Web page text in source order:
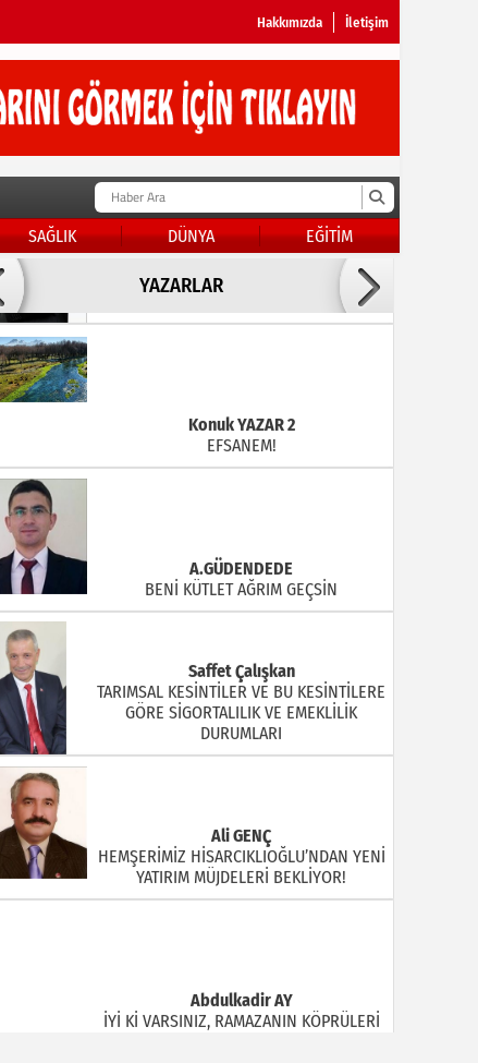
Hakkımızda İletişim
SAĞLIK DÜNYA EĞİTİM
YAZARLAR
KADER DİYEMEZSİN SEN KENDİN ETTİN
Konuk YAZAR 2
EFSANEM!
A.GÜDENDEDE
BENİ KÜTLET AĞRIM GEÇSİN
Saffet Çalışkan
TARIMSAL KESİNTİLER VE BU KESİNTİLERE
GÖRE SİGORTALILIK VE EMEKLİLİK
DURUMLARI
Ali GENÇ
HEMŞERİMİZ HİSARCIKLIOĞLU’NDAN YENİ
YATIRIM MÜJDELERİ BEKLİYOR!
Abdulkadir AY
İYİ Kİ VARSINIZ, RAMAZANIN KÖPRÜLERİ